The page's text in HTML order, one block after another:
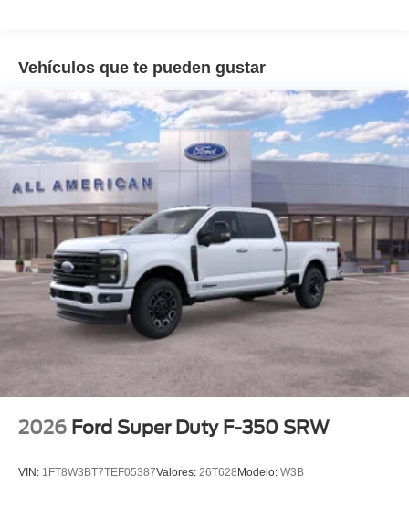
Cornering Lights
Fixed Rear Window w/Defroster
Ford Co-Pilot360 - Autolamp Auto On/Off Reflector Led
Low/High Beam Auto High-Beam Daytime Running
Lights Preference Setting Headlamps w/Delay-Off
Front Fog Lamps
Full-Size Spare Tire Stored Underbody w/Crankdown
Headlights-Automatic Highbeams
Integrated Storage
Perimeter/Approach Lights
Regular Box Style
Steel Spare Wheel
Tailgate Rear Cargo Access
Tailgate/Rear Door Lock Included w/Power Door Locks
Tires: 275/65R18 BSW A/T
Wheels: 18" Painted Aluminum
Vehículos que te pueden gustar
2026 Ford Super Duty F-350 SRW
VIN: 1FT8W3BT7TEF05387Valores: 26T628 Modelo: W3B